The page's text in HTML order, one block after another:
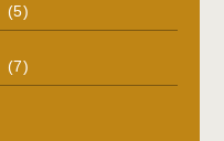
(5)
(7)